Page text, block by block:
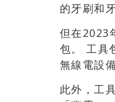
的牙刷和
但在2023
包。 工具
無線電設
此外，工